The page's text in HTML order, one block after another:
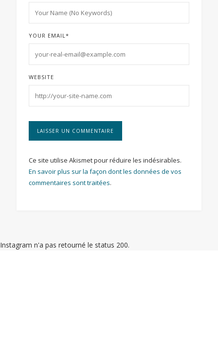
YOUR EMAIL*
WEBSITE
Ce site utilise Akismet pour réduire les indésirables.
En savoir plus sur la façon dont les données de vos
commentaires sont traitées.
Instagram n'a pas retourné le status 200.